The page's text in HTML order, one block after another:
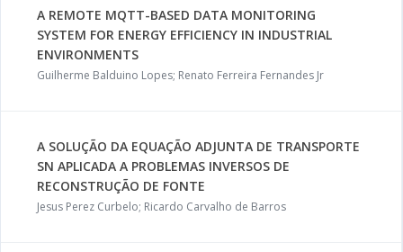
A REMOTE MQTT-BASED DATA MONITORING
SYSTEM FOR ENERGY EFFICIENCY IN INDUSTRIAL
ENVIRONMENTS
Guilherme Balduino Lopes; Renato Ferreira Fernandes Jr
A SOLUÇÃO DA EQUAÇÃO ADJUNTA DE TRANSPORTE
SN APLICADA A PROBLEMAS INVERSOS DE
RECONSTRUÇÃO DE FONTE
Jesus Perez Curbelo; Ricardo Carvalho de Barros